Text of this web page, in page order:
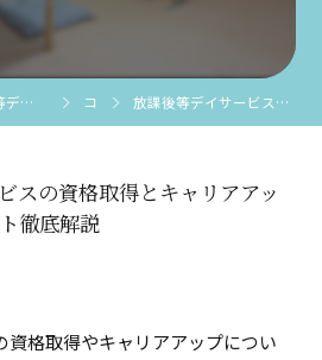
福岡県大川市の放課後等デイサービスなら児童発達支援 放課後等デイサービス 創芽 to 言葉。 コラム 放課後等デイサービスの資格取得とキャリアアップに役立つポイント徹底解説
スの資格取得とキャリアアッ
徹底解説
資格取得やキャリアアップについ